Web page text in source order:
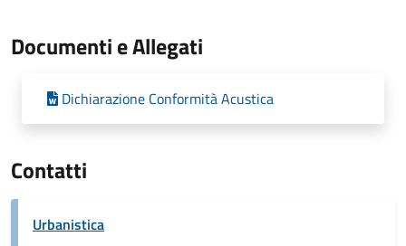
Documenti e Allegati
Dichiarazione Conformità Acustica
Contatti
Urbanistica